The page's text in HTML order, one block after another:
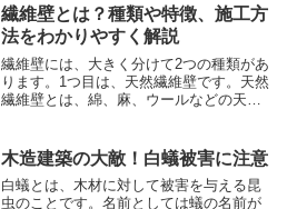
に下がって収縮して固まりますが、ガラ
ス内部の温度は下がり方が遅れます。そ
の結果、表面に比べて収縮が遅れ、ガラ
スの表面には圧縮応力層、ガラスの内部
には引っ張り応力層が生じた状態になり
ます。この表面の圧縮応力層により、一
ガラスは、風圧、水圧、衝撃に対して高
い能力を持つだけでなく、割れた場合に
も、鋭利な破片ではなく細かい粒状とな
る特徴を持っています。このため、安全
繊維壁とは？種類や特徴、施工方
法をわかりやすく解説
繊維壁には、大きく分けて2つの種類があ
ります。 1つ目は、天然繊維壁です。天然
繊維壁とは、綿、麻、ウールなどの天然
り、室内の湿度を快適に保つことができ
ます。また、断熱性や防音性にも優れて
いるため、省エネや騒音対策にも効果的
木造建築の大敵！白蟻被害に注意
白蟻とは、木材に対して被害を与える昆
虫のことです。名前としては蟻の名前が